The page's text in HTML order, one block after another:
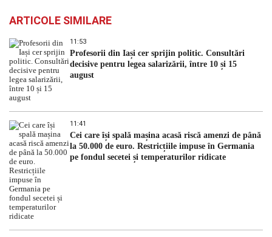
ARTICOLE SIMILARE
11:53
Profesorii din Iași cer sprijin politic. Consultări
decisive pentru legea salarizării, între 10 și 15
august
11:41
Cei care își spală mașina acasă riscă amenzi de până
la 50.000 de euro. Restricțiile impuse în Germania
pe fondul secetei și temperaturilor ridicate